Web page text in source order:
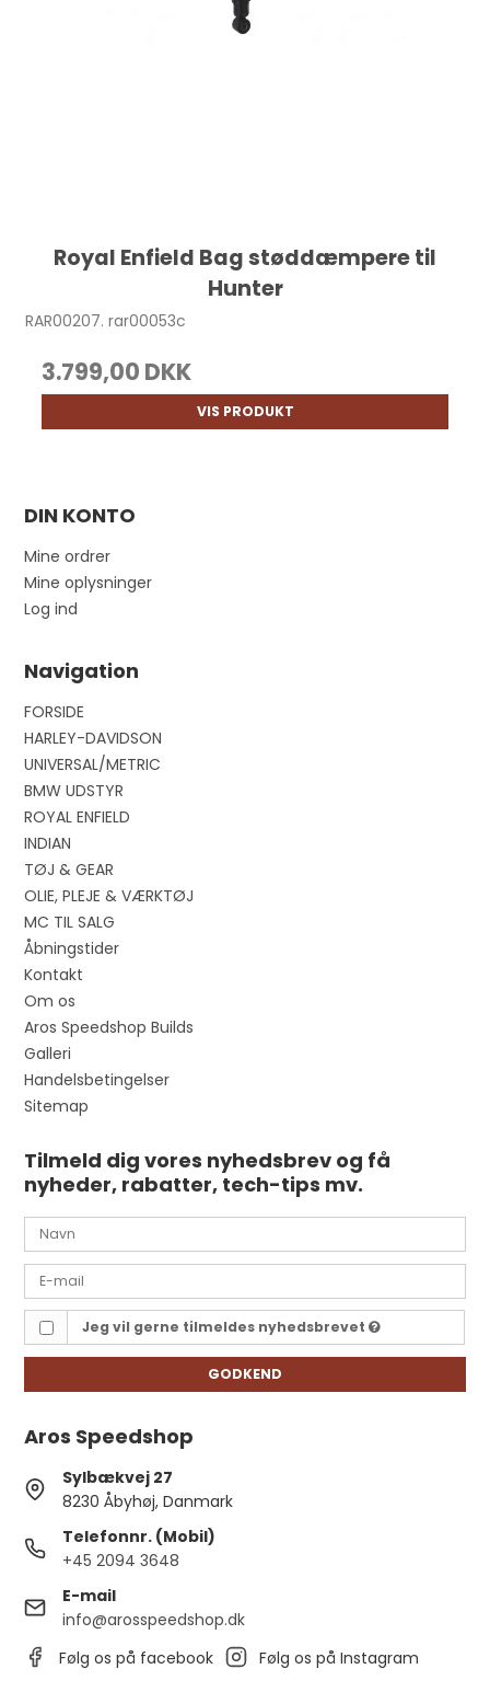
Royal Enfield Bag støddæmpere til
Hunter
RAR00207. rar00053c
3.799,00 DKK
VIS PRODUKT
DIN KONTO
Mine ordrer
Mine oplysninger
Log ind
Navigation
FORSIDE
HARLEY-DAVIDSON
UNIVERSAL/METRIC
BMW UDSTYR
ROYAL ENFIELD
INDIAN
TØJ & GEAR
OLIE, PLEJE & VÆRKTØJ
MC TIL SALG
Åbningstider
Kontakt
Om os
Aros Speedshop Builds
Galleri
Handelsbetingelser
Sitemap
Tilmeld dig vores nyhedsbrev og få
nyheder, rabatter, tech-tips mv.
Jeg vil gerne tilmeldes nyhedsbrevet
GODKEND
Aros Speedshop
Sylbækvej 27
8230 Åbyhøj, Danmark
Telefonnr. (Mobil)
+45 2094 3648
E-mail
info@arosspeedshop.dk
Følg os på facebook
Følg os på Instagram